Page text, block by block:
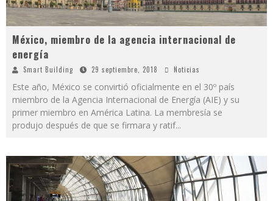
México, miembro de la agencia internacional de
energía
Smart Building 29 septiembre, 2018 Noticias
Este año, México se convirtió oficialmente en el 30º país
miembro de la Agencia Internacional de Energía (AIE) y su
primer miembro en América Latina. La membresía se
produjo después de que se firmara y ratif...